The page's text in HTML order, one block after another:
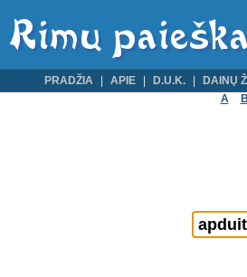
PRADŽIA APIE D.U.K. DAINŲ
A
B